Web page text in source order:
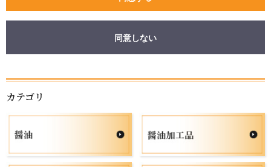
カテゴリ
同意しない